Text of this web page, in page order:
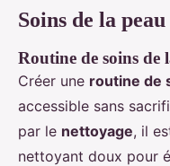
Soins de la
Routine de soins de
Créer une routine de
accessible sans
par le nettoyage, il
nettoyant doux pour